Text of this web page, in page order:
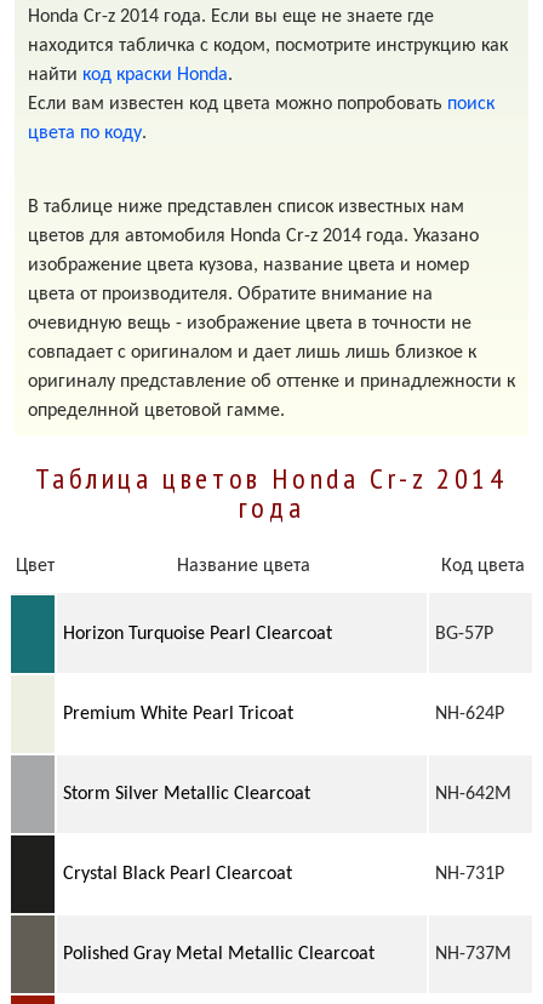
Honda Cr-z 2014 года. Если вы еще не знаете где
находится табличка с кодом, посмотрите инструкцию как
найти код краски Honda.
Если вам известен код цвета можно попробовать поиск
цвета по коду.
В таблице ниже представлен список известных нам
цветов для автомобиля Honda Cr-z 2014 года. Указано
изображение цвета кузова, название цвета и номер
цвета от производителя. Обратите внимание на
очевидную вещь - изображение цвета в точности не
совпадает с оригиналом и дает лишь лишь близкое к
оригиналу представление об оттенке и принадлежности к
определнной цветовой гамме.
Таблица цветов Honda Cr-z 2014
года
Цвет Название цвета Код цвета
Horizon Turquoise Pearl Clearcoat BG-57P
Premium White Pearl Tricoat NH-624P
Storm Silver Metallic Clearcoat NH-642M
Crystal Black Pearl Clearcoat NH-731P
Polished Gray Metal Metallic Clearcoat NH-737M